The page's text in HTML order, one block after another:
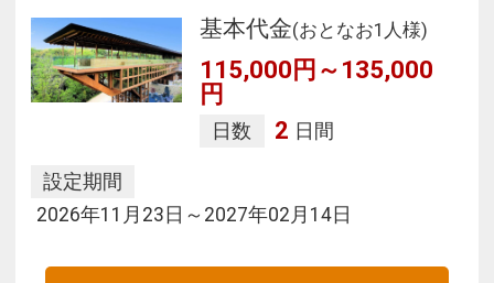
基本代金(おとなお1人様)
115,000円～135,000
円
日数 2 日間
設定期間
2026年11月23日～2027年02月14日